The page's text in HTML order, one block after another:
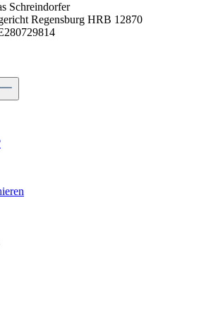
Schreindorfer
Regensburg HRB 12870